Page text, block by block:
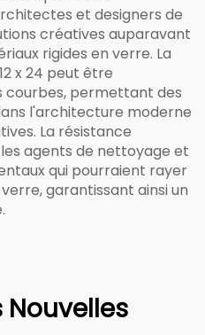
et designers de
créatives auparavant
rigides en verre. La
x 24 peut être
permettant des
l'architecture moderne
La résistance
agents de nettoyage et
qui pourraient rayer
garantissant ainsi un
Nouvelles